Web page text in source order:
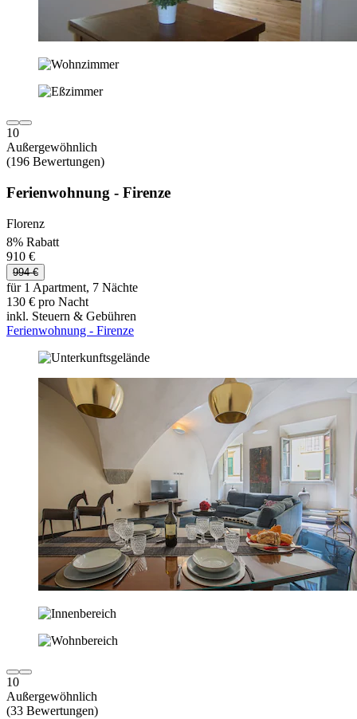
10
Außergewöhnlich
(196 Bewertungen)
Ferienwohnung - Firenze
Florenz
8% Rabatt
910 €
994 €
für 1 Apartment, 7 Nächte
130 € pro Nacht
inkl. Steuern & Gebühren
Ferienwohnung - Firenze
10
Außergewöhnlich
(33 Bewertungen)